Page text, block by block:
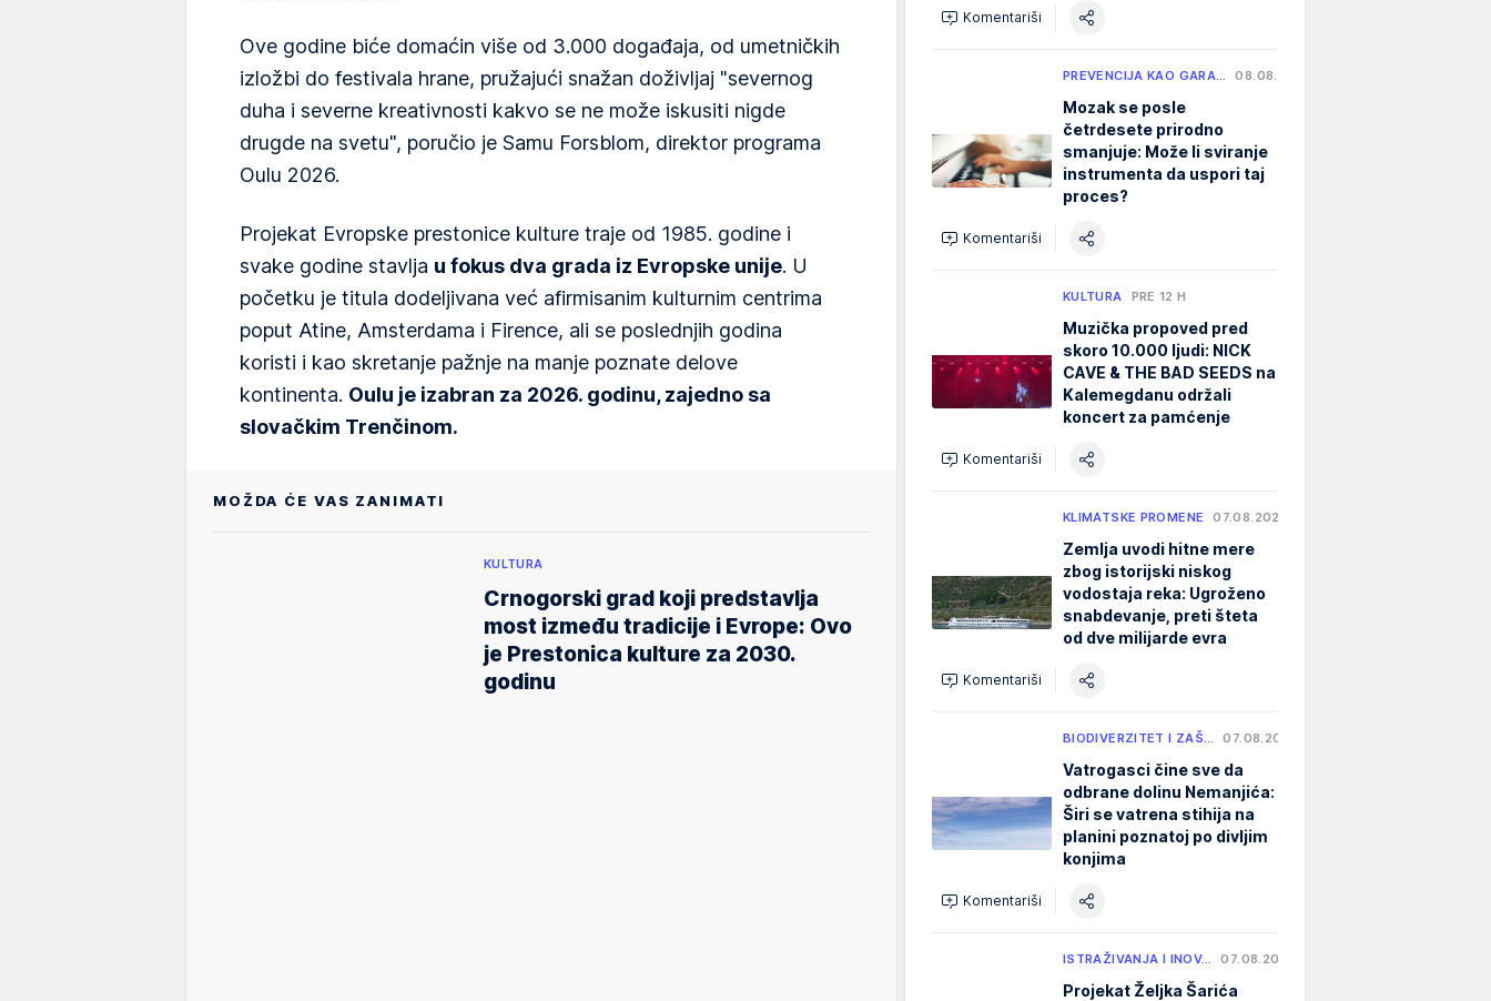
Ove godine biće domaćin više od 3.000 događaja, od umetničkih
izložbi do festivala hrane, pružajući snažan doživljaj "severnog
duha i severne kreativnosti kakvo se ne može iskusiti nigde
drugde na svetu", poručio je Samu Forsblom, direktor programa
Oulu 2026.
Projekat Evropske prestonice kulture traje od 1985. godine i
svake godine stavlja u fokus dva grada iz Evropske unije. U
početku je titula dodeljivana već afirmisanim kulturnim centrima
poput Atine, Amsterdama i Firence, ali se poslednjih godina
koristi i kao skretanje pažnje na manje poznate delove
kontinenta. Oulu je izabran za 2026. godinu, zajedno sa
slovačkim Trenčinom.
MOŽDA ĆE VAS ZANIMATI
KULTURA
Crnogorski grad koji predstavlja
most između tradicije i Evrope: Ovo
je Prestonica kulture za 2030.
godinu
Komentariši
PREVENCIJA KAO GARA… 08.08.2026.
Mozak se posle
četrdesete prirodno
smanjuje: Može li sviranje
instrumenta da uspori taj
proces?
Komentariši
KULTURA PRE 12 H
Muzička propoved pred
skoro 10.000 ljudi: NICK
CAVE & THE BAD SEEDS na
Kalemegdanu održali
koncert za pamćenje
Komentariši
KLIMATSKE PROMENE 07.08.2026.
Zemlja uvodi hitne mere
zbog istorijski niskog
vodostaja reka: Ugroženo
snabdevanje, preti šteta
od dve milijarde evra
Komentariši
BIODIVERZITET I ZAŠ… 07.08.2026.
Vatrogasci čine sve da
odbrane dolinu Nemanjića:
Širi se vatrena stihija na
planini poznatoj po divljim
konjima
Komentariši
ISTRAŽIVANJA I INOV… 07.08.2026.
Projekat Željka Šarića